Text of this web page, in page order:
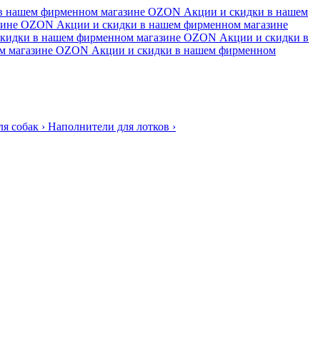
нашем фирменном магазине OZON Акции и скидки в нашем
OZON Акции и скидки в нашем фирменном магазине
в нашем фирменном магазине OZON Акции и скидки в
магазине OZON Акции и скидки в нашем фирменном
собак › Наполнители для лотков ›